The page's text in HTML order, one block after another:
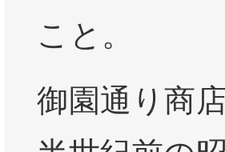
こと。
御園通り商